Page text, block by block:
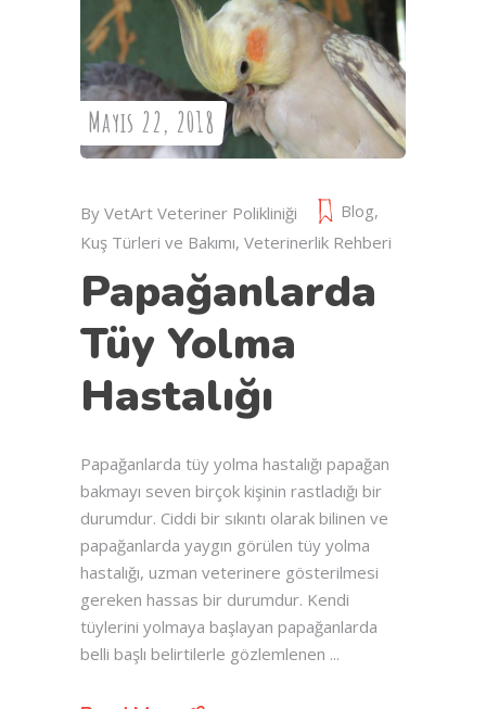
Mayıs 22, 2018
By VetArt Veteriner Polikliniği Blog,
Kuş Türleri ve Bakımı, Veterinerlik Rehberi
Papağanlarda
Tüy Yolma
Hastalığı
Papağanlarda tüy yolma hastalığı papağan
bakmayı seven birçok kişinin rastladığı bir
durumdur. Ciddi bir sıkıntı olarak bilinen ve
papağanlarda yaygın görülen tüy yolma
hastalığı, uzman veterinere gösterilmesi
gereken hassas bir durumdur. Kendi
tüylerini yolmaya başlayan papağanlarda
belli başlı belirtilerle gözlemlenen